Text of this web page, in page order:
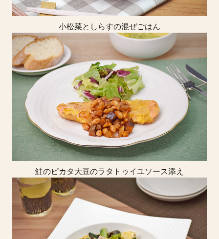
小松菜としらすの混ぜごはん
鮭のピカタ大豆のラタトゥイユソース添え